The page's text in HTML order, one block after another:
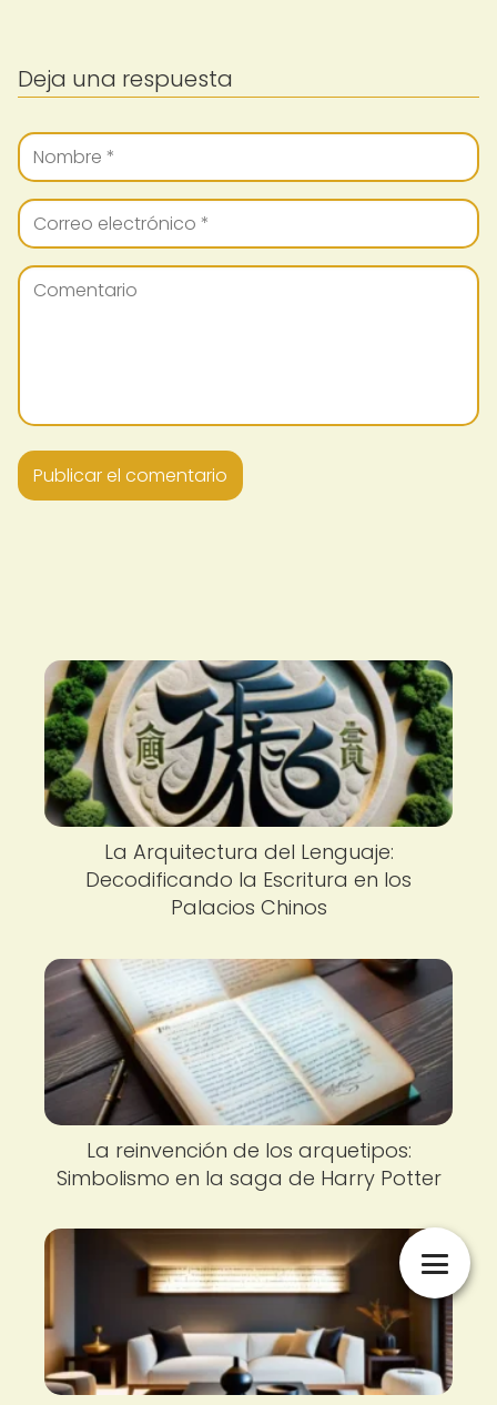
Deja una respuesta
La Arquitectura del Lenguaje:
Decodificando la Escritura en los
Palacios Chinos
La reinvención de los arquetipos:
Simbolismo en la saga de Harry Potter